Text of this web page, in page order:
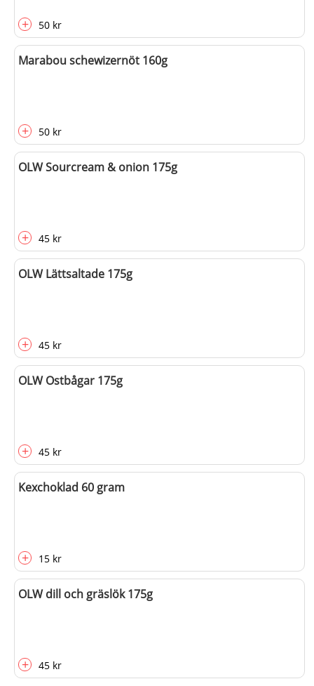
+ 50 kr
Marabou schewizernöt 160g
+ 50 kr
OLW Sourcream & onion 175g
+ 45 kr
OLW Lättsaltade 175g
+ 45 kr
OLW Ostbågar 175g
+ 45 kr
Kexchoklad 60 gram
+ 15 kr
OLW dill och gräslök 175g
+ 45 kr